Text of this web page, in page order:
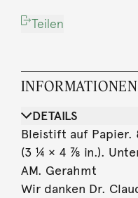
Teilen
INFORMATIONEN
DETAILS
Bleistift auf Papier.
(3 ¼ × 4 ⅞ in.).
AM. Gerahmt
Wir danken Dr.